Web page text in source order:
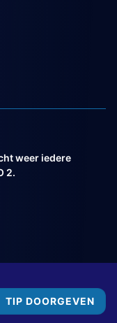
TIP DOORGEVEN
weer iedere
2.